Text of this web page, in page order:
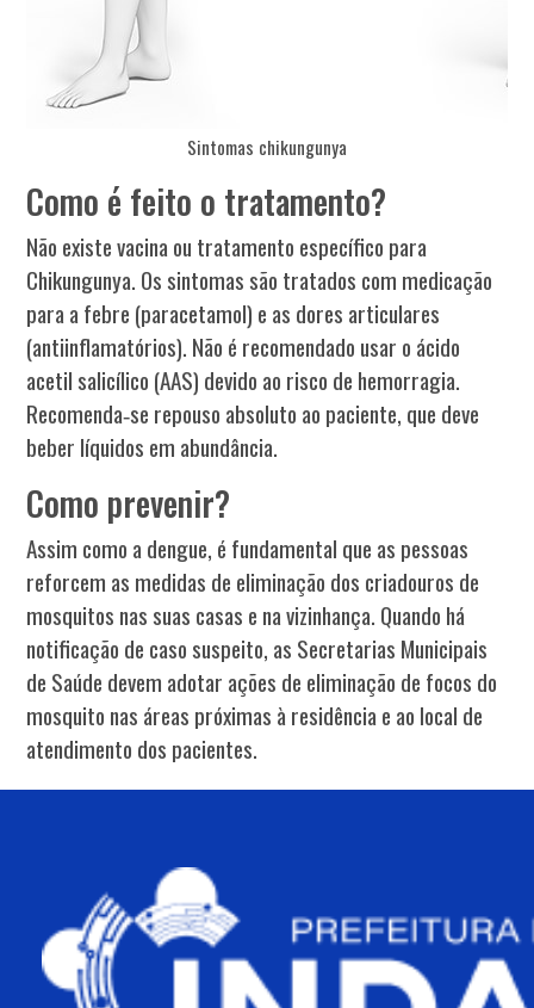
Sintomas chikungunya
Como é feito o tratamento?
Não existe vacina ou tratamento específico para
Chikungunya. Os sintomas são tratados com medicação
para a febre (paracetamol) e as dores articulares
(antiinflamatórios). Não é recomendado usar o ácido
acetil salicílico (AAS) devido ao risco de hemorragia.
Recomenda‐se repouso absoluto ao paciente, que deve
beber líquidos em abundância.
Como prevenir?
Assim como a dengue, é fundamental que as pessoas
reforcem as medidas de eliminação dos criadouros de
mosquitos nas suas casas e na vizinhança. Quando há
notificação de caso suspeito, as Secretarias Municipais
de Saúde devem adotar ações de eliminação de focos do
mosquito nas áreas próximas à residência e ao local de
atendimento dos pacientes.